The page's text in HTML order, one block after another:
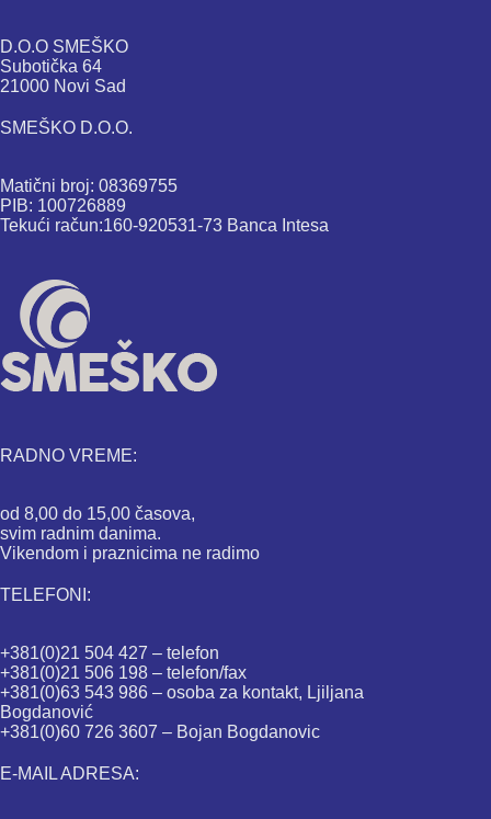
D.O.O SMEŠKO
Subotička 64
21000 Novi Sad
SMEŠKO D.O.O.
Matični broj: 08369755
PIB: 100726889
Tekući račun:160-920531-73 Banca Intesa
RADNO VREME:
od 8,00 do 15,00 časova,
svim radnim danima.
Vikendom i praznicima ne radimo
TELEFONI:
+381(0)21 504 427 – telefon
+381(0)21 506 198 – telefon/fax
+381(0)63 543 986 – osoba za kontakt, Ljiljana
Bogdanović
+381(0)60 726 3607 – Bojan Bogdanovic
E-MAIL ADRESA: